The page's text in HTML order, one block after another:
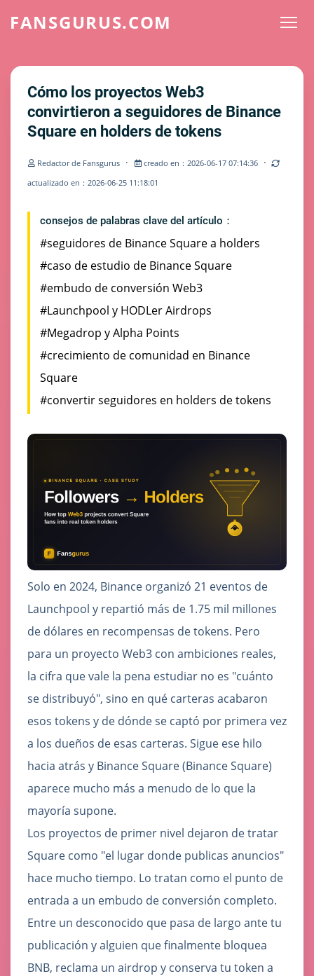
FANSGURUS.COM
Cómo los proyectos Web3
convirtieron a seguidores de Binance
Square en holders de tokens
Redactor de Fansgurus · creado en：2026-06-17 07:14:36 ·
actualizado en：2026-06-25 11:18:01
consejos de palabras clave del artículo：
#seguidores de Binance Square a holders
#caso de estudio de Binance Square
#embudo de conversión Web3
#Launchpool y HODLer Airdrops
#Megadrop y Alpha Points
#crecimiento de comunidad en Binance
Square
#convertir seguidores en holders de tokens
Solo en 2024, Binance organizó 21 eventos de
Launchpool y repartió más de 1.75 mil millones
de dólares en recompensas de tokens. Pero
para un proyecto Web3 con ambiciones reales,
la cifra que vale la pena estudiar no es "cuánto
se distribuyó", sino en qué carteras acabaron
esos tokens y de dónde se captó por primera vez
a los dueños de esas carteras. Sigue ese hilo
hacia atrás y Binance Square (Binance Square)
aparece mucho más a menudo de lo que la
mayoría supone.
Los proyectos de primer nivel dejaron de tratar
Square como "el lugar donde publicas anuncios"
hace mucho tiempo. Lo tratan como el punto de
entrada a un embudo de conversión completo.
Entre un desconocido que pasa de largo ante tu
publicación y alguien que finalmente bloquea
BNB, reclama un airdrop y conserva tu token a